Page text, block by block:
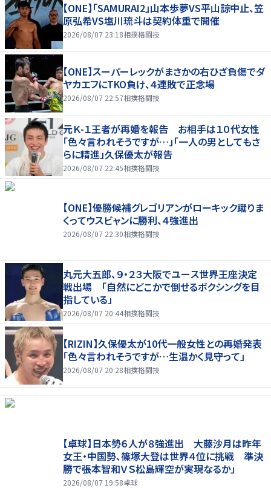
【ONE】「SAMURAI2」山本歩夢VS平山諒中止、笠
原弘希VS塩川琉斗は契約体重で開催
2026/08/07 23:18相撲格闘技
【ONE】スーパーレックがまさかの右ひざ負傷でダ
ヤカエフにTKO負け、４連敗で正念場
2026/08/07 22:57相撲格闘技
元Ｋ-１王者が再婚を報告 お相手は１０代女性
「色々言われそうですが…」「一人の男としてもさ
らに精進」久保優太が報告
2026/08/07 22:45相撲格闘技
【ONE】優勝候補グレゴリアンがローキック蹴りま
くってウスビャンに勝利、４強進出
2026/08/07 22:30相撲格闘技
丸元大五郎、９・２３大阪でユース世界王座決定
戦出場 「自然にどこかで倒せるボクシングを目
指している」
2026/08/07 20:44相撲格闘技
【RIZIN】久保優太が10代一般女性との再婚発表
「色々言われそうですが…生温かく見守って」
2026/08/07 20:28相撲格闘技
【卓球】日本勢６人が８強進出 大藤沙月は昨年
女王・中国勢、篠塚大登は世界４位に挑戦 準決
勝で張本智和ＶＳ松島輝空が実現なるか」
2026/08/07 19:58卓球